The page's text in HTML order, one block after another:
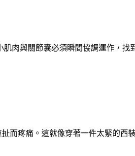
肉與關節囊必須瞬間協調運作，
疼痛。這就像穿著一件太緊的西